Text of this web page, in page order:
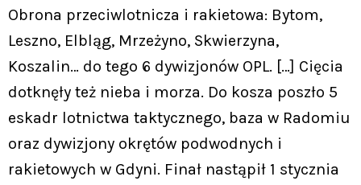
Obrona przeciwlotnicza i rakietowa: Bytom,
Leszno, Elbląg, Mrzeżyno, Skwierzyna,
Koszalin… do tego 6 dywizjonów OPL. […] Cięcia
dotknęły też nieba i morza. Do kosza poszło 5
eskadr lotnictwa taktycznego, baza w Radomiu
oraz dywizjony okrętów podwodnych i
rakietowych w Gdyni. Finał nastąpił 1 stycznia